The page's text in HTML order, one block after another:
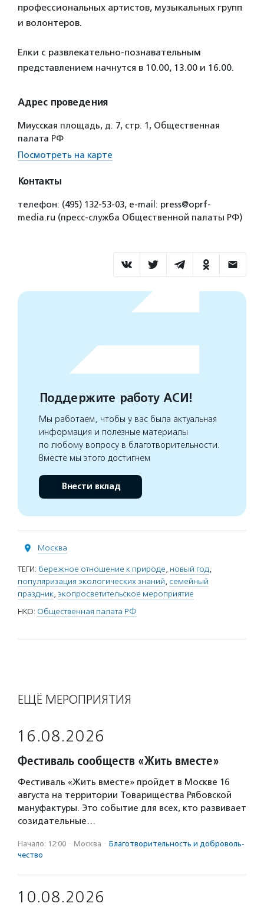
профессиональных артистов, музыкальных групп
и волонтеров.
Елки с развлекательно-познавательным
представлением начнутся в 10.00, 13.00 и 16.00.
Адрес проведения
Миусская площадь, д. 7, стр. 1, Общественная
палата РФ
Посмотреть на карте
Контакты
телефон: (495) 132-53-03, e-mail: press@oprf-
media.ru (пресс-служба Общественной палаты РФ)
Поддержите работу АСИ!
Мы работаем, чтобы у вас была актуальная
информация и полезные материалы
по любому вопросу в благотворительности.
Вместе мы этого достигнем
Внести вклад
Москва
ТЕГИ: бережное отношение к природе, новый год,
популяризация экологических знаний, семейный
праздник, экопросветительское мероприятие
НКО: Общественная палата РФ
ЕЩЁ МЕРОПРИЯТИЯ
16.08.2026
Фестиваль сообществ «Жить вместе»
Фестиваль «Жить вместе» пройдет в Москве 16
августа на территории Товарищества Рябовской
мануфактуры. Это событие для всех, кто развивает
созидательные…
Начало: 12:00 · Москва · Благотвори­тель­ность и доброволь­
чест­во
10.08.2026